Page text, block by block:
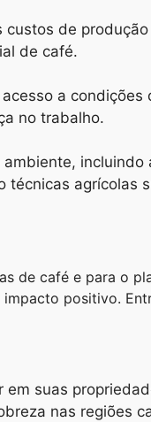
de
de café.
a condições
no trabalho.
incluindo
técnicas agrícolas
de café e para o
positivo.
suas
nas regiões